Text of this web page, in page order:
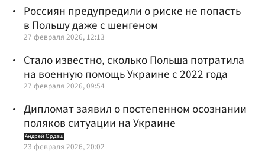
Россиян предупредили о риске не попасть
в Польшу даже с шенгеном
27 февраля 2026, 12:13
Стало известно, сколько Польша потратила
на военную помощь Украине с 2022 года
27 февраля 2026, 09:54
Дипломат заявил о постепенном осознании
поляков ситуации на Украине
Андрей Ордаш
23 февраля 2026, 20:02